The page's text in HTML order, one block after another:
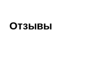
Отзывы